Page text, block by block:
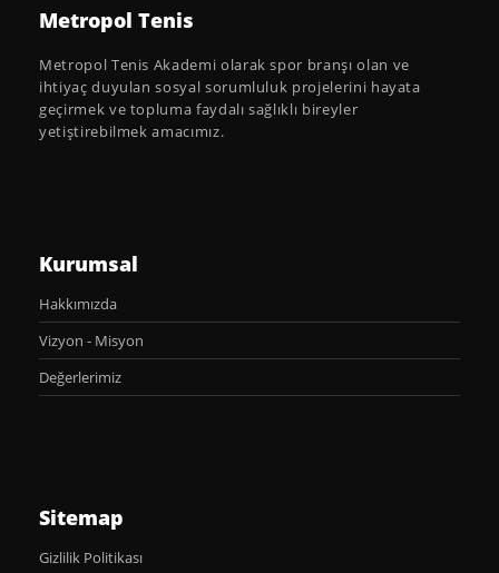
Metropol Tenis
Metropol Tenis Akademi olarak spor branşı olan ve
ihtiyaç duyulan sosyal sorumluluk projelerini hayata
geçirmek ve topluma faydalı sağlıklı bireyler
yetiştirebilmek amacımız.
Kurumsal
Hakkımızda
Vizyon - Misyon
Değerlerimiz
Sitemap
Gizlilik Politikası